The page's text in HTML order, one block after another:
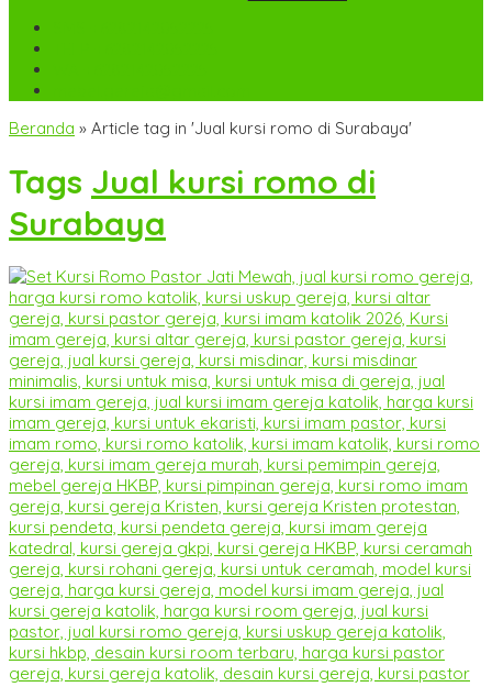
Beranda » Article tag in 'Jual kursi romo di Surabaya'
Tags Jual kursi romo di
Surabaya